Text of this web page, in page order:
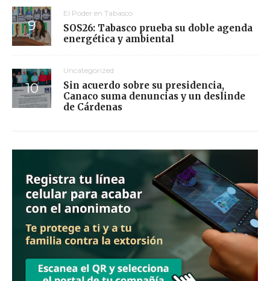
El Poder en Tabasco
SOS26: Tabasco prueba su doble agenda
energética y ambiental
Uncategorized
Sin acuerdo sobre su presidencia,
Canaco suma denuncias y un deslinde
de Cárdenas